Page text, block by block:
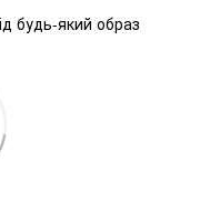
будь-який образ